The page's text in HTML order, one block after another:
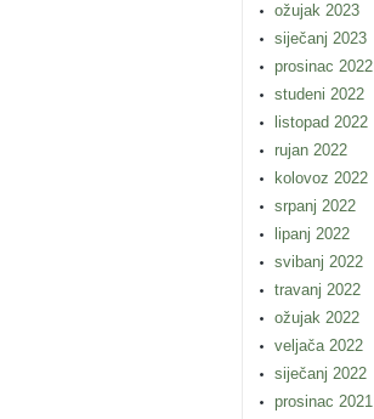
ožujak 2023
siječanj 2023
prosinac 2022
studeni 2022
listopad 2022
rujan 2022
kolovoz 2022
srpanj 2022
lipanj 2022
svibanj 2022
travanj 2022
ožujak 2022
veljača 2022
siječanj 2022
prosinac 2021